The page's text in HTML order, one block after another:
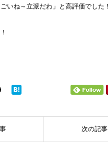
いね～立派だわ」と高評価でした
次の記事